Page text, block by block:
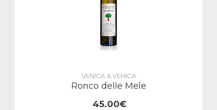
VENICA & VENICA
Ronco delle Mele
45.00€